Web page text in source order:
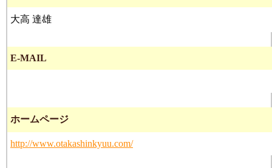
大高 達雄
E-MAIL
ホームページ
http://www.otakashinkyuu.com/